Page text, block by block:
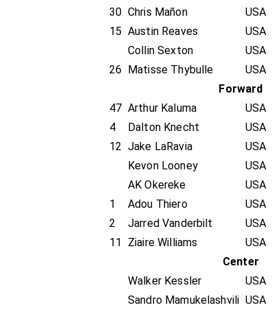
30 Chris Mañon USA
15 Austin Reaves USA
Collin Sexton
USA
26 Matisse Thybulle USA
Forward
47 Arthur Kaluma USA
4
Dalton Knecht USA
12 Jake LaRavia USA
Kevon Looney
USA
AK Okereke
USA
1
Adou Thiero USA
2
Jarred Vanderbilt USA
11
Ziaire Williams USA
Center
Walker Kessler
USA
Sandro Mamukelashvili USA